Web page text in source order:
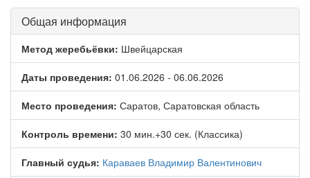
Общая информация
Метод жеребьёвки: Швейцарская
Даты проведения: 01.06.2026 - 06.06.2026
Место проведения: Саратов, Саратовская область
Контроль времени: 30 мин.+30 сек. (Классика)
Главный судья: Караваев Владимир Валентинович